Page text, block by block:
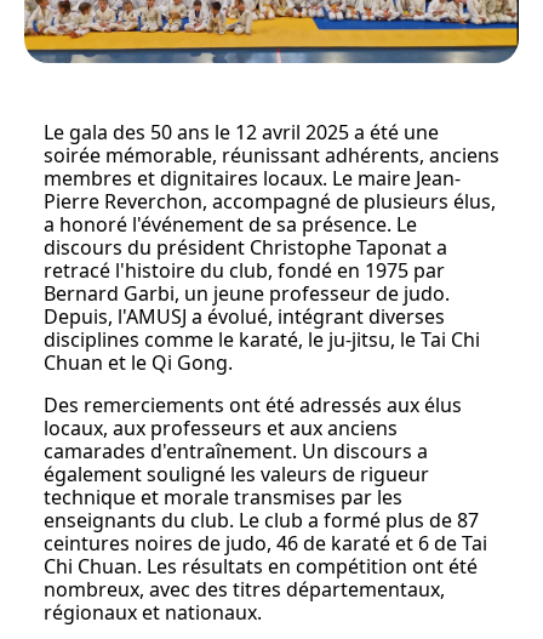
Le gala des 50 ans le 12 avril 2025 a été une
soirée mémorable, réunissant adhérents, anciens
membres et dignitaires locaux. Le maire Jean-
Pierre Reverchon, accompagné de plusieurs élus,
a honoré l'événement de sa présence. Le
discours du président Christophe Taponat a
retracé l'histoire du club, fondé en 1975 par
Bernard Garbi, un jeune professeur de judo.
Depuis, l'AMUSJ a évolué, intégrant diverses
disciplines comme le karaté, le ju-jitsu, le Tai Chi
Chuan et le Qi Gong.
Des remerciements ont été adressés aux élus
locaux, aux professeurs et aux anciens
camarades d'entraînement. Un discours a
également souligné les valeurs de rigueur
technique et morale transmises par les
enseignants du club. Le club a formé plus de 87
ceintures noires de judo, 46 de karaté et 6 de Tai
Chi Chuan. Les résultats en compétition ont été
nombreux, avec des titres départementaux,
régionaux et nationaux.